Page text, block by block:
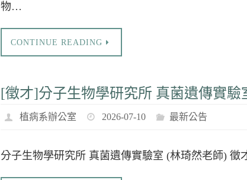
物…
CONTINUE READING
[徵才]分子生物學研究所 真菌遺傳實驗
植病系辦公室 2026-07-10 最新公告
分子生物學研究所 真菌遺傳實驗室 (林琦然老師) 徵